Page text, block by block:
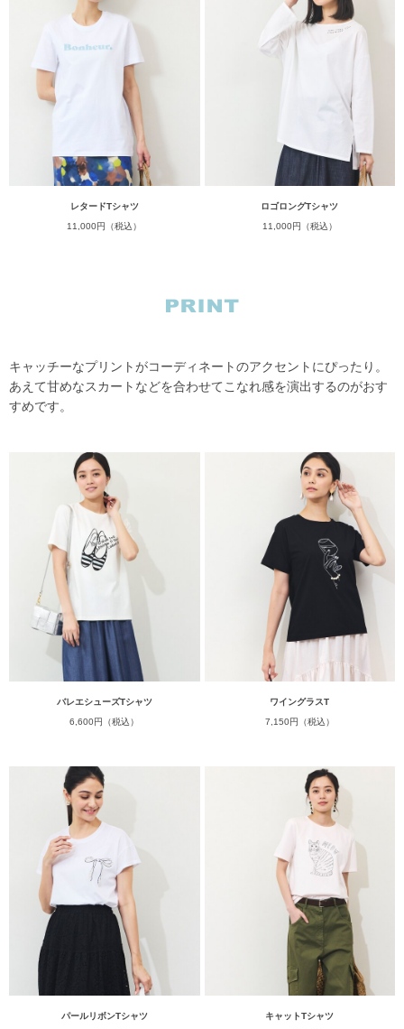
レタードTシャツ
11,000円（税込）
ロゴロングTシャツ
11,000円（税込）
キャッチーなプリントがコーディネートのアクセントにぴったり。
あえて甘めなスカートなどを合わせてこなれ感を演出するのがおす
すめです。
バレエシューズTシャツ
6,600円（税込）
ワイングラスT
7,150円（税込）
パールリボンTシャツ
キャットTシャツ